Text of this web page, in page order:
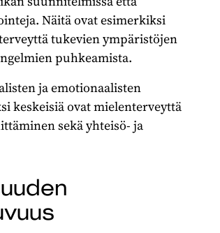
Näitä ovat esimerkiksi
tukevien ympäristöjen
puhkeamista.
ja emotionaalisten
keskeisiä ovat mielenterveyttä
sekä yhteisö- ja